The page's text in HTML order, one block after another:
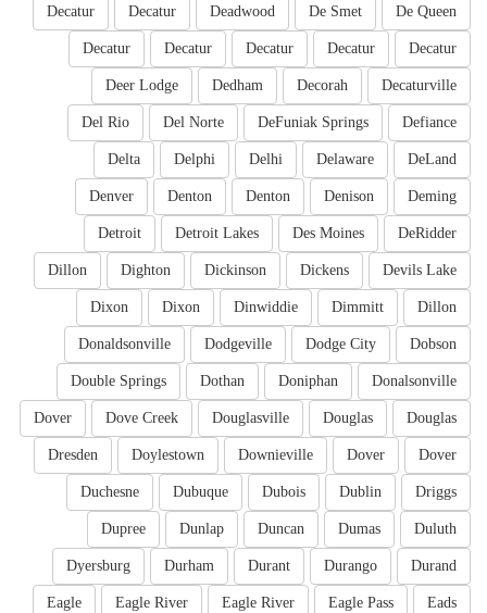
De Queen
De Smet
Deadwood
Decatur
Decatur
Decatur
Decatur
Decatur
Decatur
Decatur
Decaturville
Decorah
Dedham
Deer Lodge
Defiance
DeFuniak Springs
Del Norte
Del Rio
DeLand
Delaware
Delhi
Delphi
Delta
Deming
Denison
Denton
Denton
Denver
DeRidder
Des Moines
Detroit Lakes
Detroit
Devils Lake
Dickens
Dickinson
Dighton
Dillon
Dillon
Dimmitt
Dinwiddie
Dixon
Dixon
Dobson
Dodge City
Dodgeville
Donaldsonville
Donalsonville
Doniphan
Dothan
Double Springs
Douglas
Douglas
Douglasville
Dove Creek
Dover
Dover
Dover
Downieville
Doylestown
Dresden
Driggs
Dublin
Dubois
Dubuque
Duchesne
Duluth
Dumas
Duncan
Dunlap
Dupree
Durand
Durango
Durant
Durham
Dyersburg
Eads
Eagle Pass
Eagle River
Eagle River
Eagle